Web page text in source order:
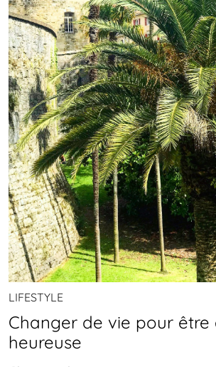
LIFESTYLE
Changer de vie pour être
heureuse